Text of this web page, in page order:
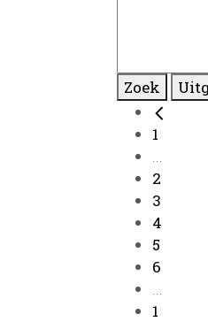
Zoek
1
...
2
3
4
5
6
...
1